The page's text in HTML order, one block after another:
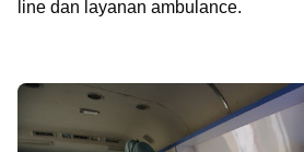
line dan layanan ambulance.